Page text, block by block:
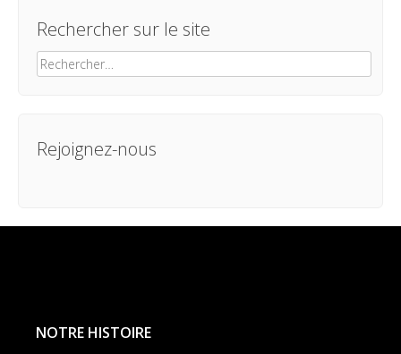
Rechercher sur le site
Rechercher :
Rejoignez-nous
NOTRE HISTOIRE